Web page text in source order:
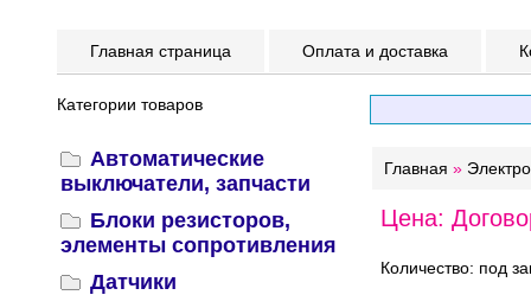
Главная страница Оплата и доставка
Категории товаров
Автоматические
выключатели, запчасти
Блоки резисторов,
элементы сопротивления
Датчики
Главная »
Цена:
Количество: под